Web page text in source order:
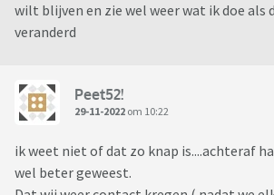
wilt blijven en zie wel weer wat ik doe als
veranderd
Peet52!
29-11-2022 om 10:22
ik weet niet of dat zo knap is....achteraf
wel beter geweest.